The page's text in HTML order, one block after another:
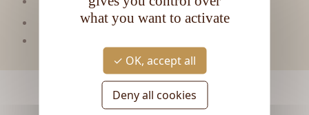
Contenance :70CL
what you want to activate
OK, accept all
Deny all cookies